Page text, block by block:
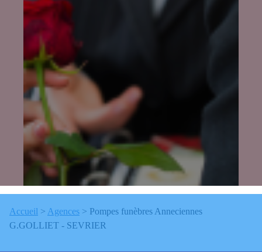
Accueil > Agences > Pompes funèbres Anneciennes
G.GOLLIET - SEVRIER